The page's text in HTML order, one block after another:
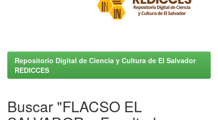
Repositorio Digital de Ciencia y Cultura de El Salvador
REDICCES
Buscar "FLACSO EL